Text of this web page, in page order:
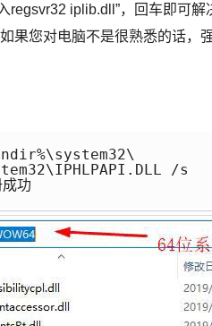
regsvr32 iplib.dll”，回车即可
果您对电脑不是很熟悉的话，
/s
功